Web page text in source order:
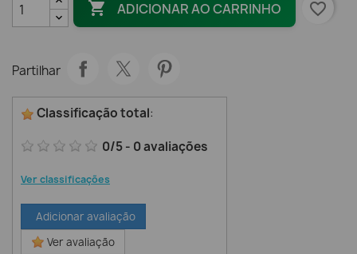
 ADICIONAR AO CARRINHO favorite_border
Partilhar
Classificação total:
0/5- 0avaliações
Ver classificações
Adicionar avaliação
Ver avaliação